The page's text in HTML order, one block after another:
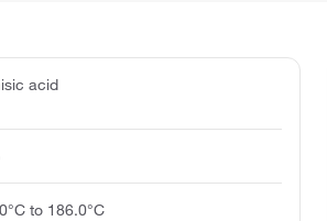
acid
to 186.0°C